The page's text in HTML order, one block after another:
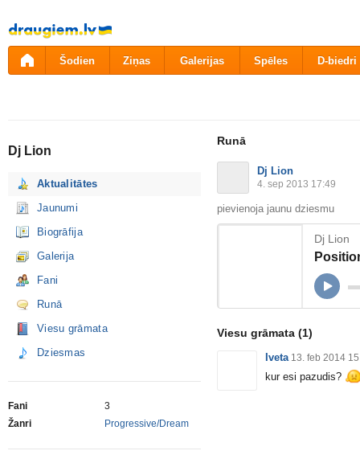
Pāriet
uz
saturu
Šodien Ziņas Galerijas Spēles D-biedri
Dj Lion
Aktualitātes
Jaunumi
Biogrāfija
Galerija
Fani
Runā
Viesu grāmata
Dziesmas
Fani
3
Žanri
Progressive/Dream
Runā
Dj Lion
4. sep 2013 17:49
pievienoja jaunu dziesmu
Dj Lion
Viesu grāmata (1)
Iveta 13. feb 2014
kur esi pazudis?